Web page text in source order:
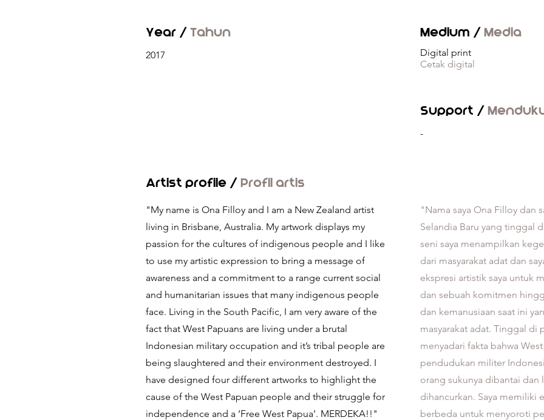
Year /Tahun
2017
Medium /Media
Digital print
Cetak digital
Support /
-
Artist profile /Profil artis
"My name is Ona Filloy and I am a New Zealand artist
living in Brisbane, Australia. My artwork displays my
passion for the cultures of indigenous people and I like
to use my artistic expression to bring a message of
awareness and a commitment to a range current social
and humanitarian issues that many indigenous people
face. Living in the South Pacific, I am very aware of the
fact that West Papuans are living under a brutal
Indonesian military occupation and it’s tribal people are
being slaughtered and their environment destroyed. I
have designed four different artworks to highlight the
cause of the West Papuan people and their struggle for
independence and a ‘Free West Papua’. MERDEKA!!"
"Nama saya Ona Filloy dan
Selandia Baru yang tinggal
seni saya menampilkan
dari masyarakat adat dan
ekspresi artistik saya untuk
dan sebuah komitmen
dan kemanusiaan saat ini
masyarakat adat. Tinggal di
menyadari fakta bahwa
pendudukan militer
orang sukunya dibantai dan
dihancurkan. Saya memiliki
berbeda untuk menyoroti